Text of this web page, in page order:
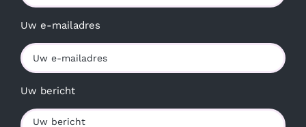
Uw e-mailadres
Uw bericht